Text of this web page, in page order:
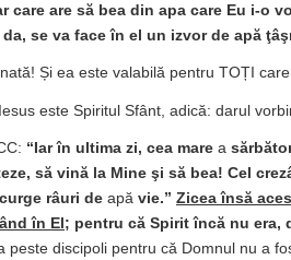
care are să bea din apa care Eu i-o
se va face în el un izvor de apă
Și ea este valabilă pentru TOȚI
este Spiritul Sfânt, adică: darul
“ Iarîn ultima zi, cea mare a
să vină la Mine şi să bea! Cel
râuri de apă vie.” Zicea însă
în El ; pentru că Spirit încă nu era,
peste discipoli pentru că Domnul nu a